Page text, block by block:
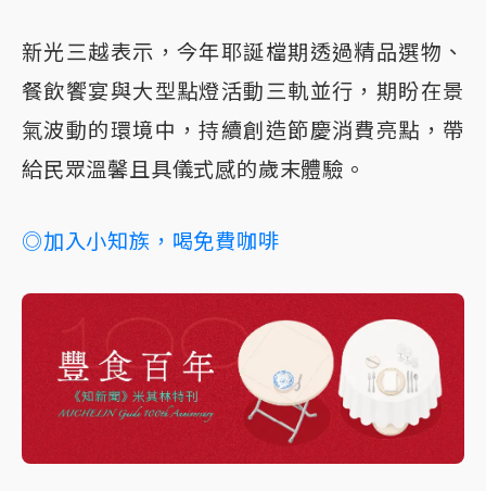
新光三越表示，今年耶誕檔期透過精品選物、
餐飲饗宴與大型點燈活動三軌並行，期盼在景
氣波動的環境中，持續創造節慶消費亮點，帶
給民眾溫馨且具儀式感的歲末體驗。
◎加入小知族，喝免費咖啡